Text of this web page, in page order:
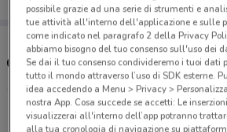
Orari e Indirizzi Unieuro
Via Portico, 71 Orio Al Serio
3.6 km
APERTO
possibile grazie ad una serie di strumenti e
tue attività all'interno dell'applicazione e sulle
come indicato nel paragrafo 2 della Privacy
abbiamo bisogno del tuo consenso sull'uso dei
Se dai il tuo consenso condivideremo i tuoi dati
tutto il mondo attraverso l’uso di SDK esterne.
idea accedendo a Menu > Privacy >
nostra App. Cosa succede se accetti: Le
visualizzerai all'interno dell’app potranno
alla tua cronologia di navigazione su